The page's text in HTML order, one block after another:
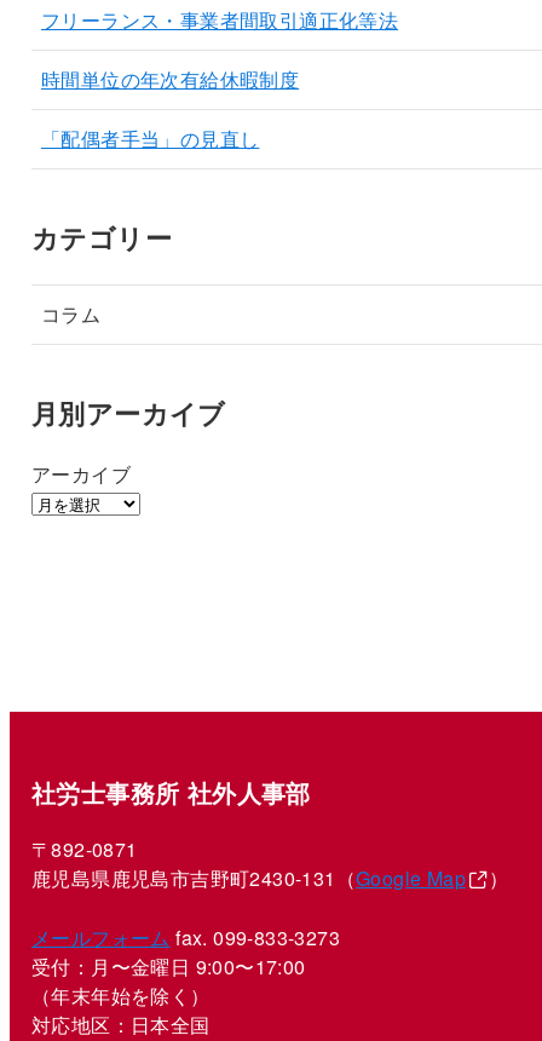
フリーランス・事業者間取引適正化等法
時間単位の年次有給休暇制度
「配偶者手当」の見直し
カテゴリー
コラム
月別アーカイブ
アーカイブ
社労士事務所 社外人事部
〒892-0871
鹿児島県鹿児島市吉野町2430-131（Google Map ）
メールフォーム fax. 099-833-3273
受付：月〜金曜日 9:00〜17:00
（年末年始を除く）
対応地区：日本全国